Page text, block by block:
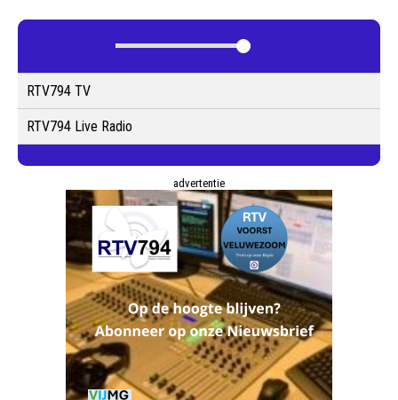
RTV794 TV
RTV794 Live Radio
advertentie